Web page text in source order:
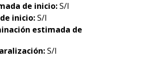
de inicio:S/I
inicio:S/I
estimada de
S/I